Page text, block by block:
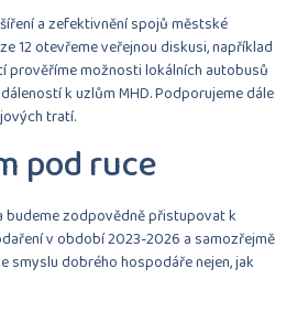
a zefektivnění spojů městské
12 otevřeme veřejnou diskusi, například
prověříme možnosti lokálních autobusů
k uzlům MHD. Podporujeme dále
tratí.
pod ruce
budeme zodpovědně přistupovat k
v období 2023-2026 a samozřejmě
smyslu dobrého hospodáře nejen, jak